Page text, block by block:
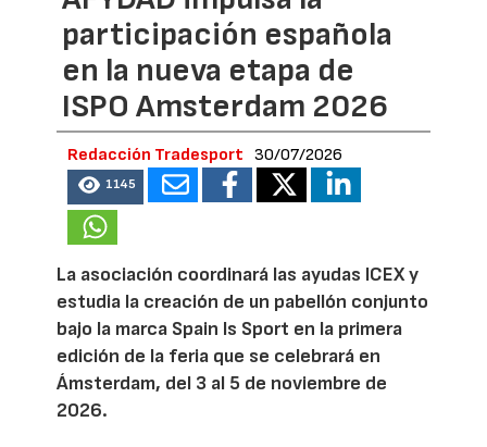
participación española
en la nueva etapa de
ISPO Amsterdam 2026
Redacción Tradesport 30/07/2026
1145
La asociación coordinará las ayudas ICEX y
estudia la creación de un pabellón conjunto
bajo la marca Spain Is Sport en la primera
edición de la feria que se celebrará en
Ámsterdam, del 3 al 5 de noviembre de
2026.